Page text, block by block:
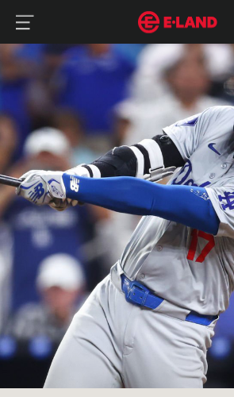
오타니의 50-50, MLB 148년 역사의 새 장을
매거진 상세보기